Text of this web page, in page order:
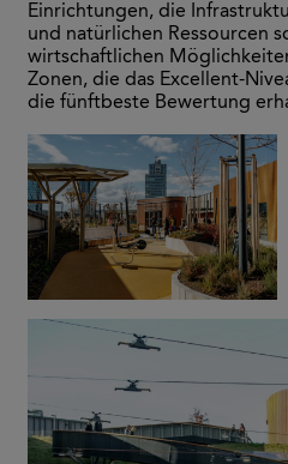
Einrichtungen, die
und natürlichen Ressourcen
wirtschaftlichen
Zonen, die das Excellent-
die fünftbeste Bewertung